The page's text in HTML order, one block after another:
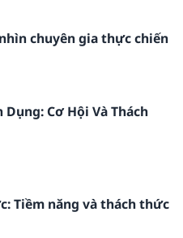
chuyên gia thực chiến
Dụng: Cơ Hội Và Thách
Tiềm năng và thách thức